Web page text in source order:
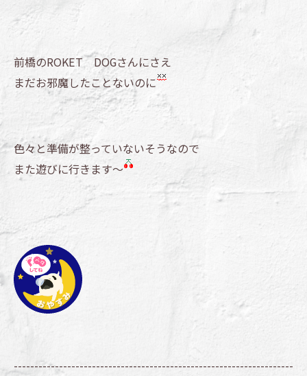
前橋のROKET DOGさんにさえ
まだお邪魔したことないのに
色々と準備が整っていないそうなので
また遊びに行きます～
--------------------------------------------------------------------